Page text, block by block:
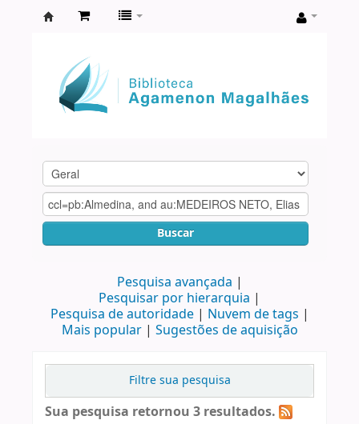
Agamenon
Magalhães
Buscar
Pesquisa avançada
Pesquisar por hierarquia
Pesquisa de autoridade
Nuvem de tags
Mais popular
Sugestões de aquisição
Filtre sua pesquisa
Sua pesquisa retornou 3 resultados.